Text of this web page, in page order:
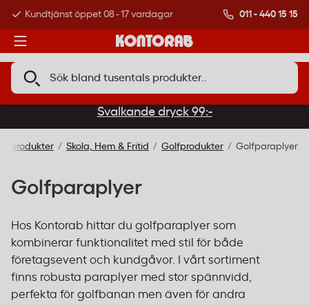
Kundtjänst öppet 08 - 17 vardagar Över 500 000
011 - 440 15 15
Svalkande dryck 99:-
produkter Skola, Hem & Fritid Golfprodukter Golfparaplyer
Golfparaplyer
Hos Kontorab hittar du golfparaplyer som
kombinerar funktionalitet med stil för både
företagsevent och kundgåvor. I vårt sortiment
finns robusta paraplyer med stor spännvidd,
perfekta för golfbanan men även för andra